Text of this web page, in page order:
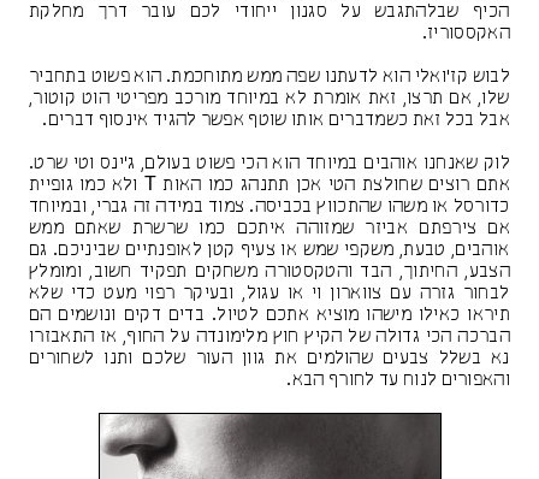
הכיף שבלהתגבש על סגנון ייחודי לכם עובר דרך מחלקת
האקססוריז.
לבוש קז'ואלי הוא לדעתנו שפה ממש מתוחכמת. הוא פשוט בתחביר
שלו, אם תרצו, זאת אומרת לא במיוחד מורכב מפריטי הוט קוטור,
אבל בכל זאת כשמדברים אותו שוטף אפשר להגיד אינסוף דברים.
לוק שאנחנו אוהבים במיוחד הוא הכי פשוט בעולם, ג'ינס וטי שרט.
אתם רוצים שחולצת הטי אכן תתנהג כמו האות T ולא כמו גופיית
כדורסל או משהו שהתכווץ בכביסה. צמוד במידה זה גברי, ובמיוחד
אם צירפתם אביזר שמזוהה איתכם כמו שרשרת שאתם ממש
אוהבים, טבעת, משקפי שמש או צעיף קטן לאופנתיים שביניכם. גם
הצבע, החיתוך, הבד והטקסטורה משחקים תפקיד חשוב, ומומלץ
לבחור גזרה עם צווארון וי או עגול, ובעיקר רפוי מעט כדי שלא
תיראו כאילו מישהו מוציא אתכם לטיול. בדים דקים ונושמים הם
הברכה הכי גדולה של הקיץ חוץ מלימונדה על החוף, אז התאבזרו
נא בשלל צבעים שהולמים את גוון העור שלכם ותנו לשחורים
והאפורים לנוח עד לחורף הבא.